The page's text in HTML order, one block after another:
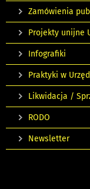
Zamówienia
Projekty unijne
Infografiki
Praktyki w
Likwidacja /
RODO
Newsletter